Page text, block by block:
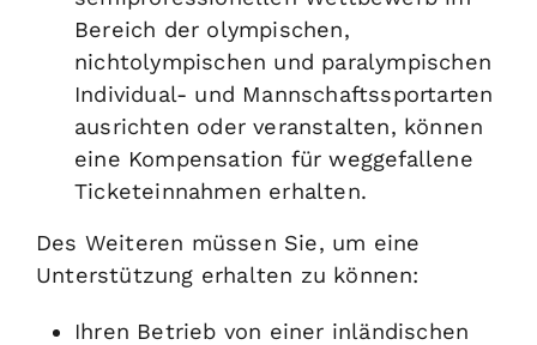
Bereich der olympischen,
nichtolympischen und paralympischen
Individual- und Mannschaftssportarten
ausrichten oder veranstalten, können
eine Kompensation für weggefallene
Ticketeinnahmen erhalten.
Des Weiteren müssen Sie, um eine
Unterstützung erhalten zu können:
Ihren Betrieb von einer inländischen